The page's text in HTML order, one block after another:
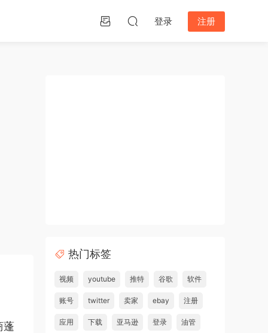
登录 注册
蓬
热门标签
视频 youtube 推特 谷歌 软件
账号 twitter 卖家 ebay 注册
应用 下载 亚马逊 登录 油管